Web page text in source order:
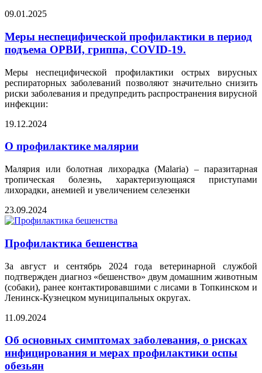
09.01.2025
Меры неспецифической профилактики в период
подъема ОРВИ, гриппа, COVID-19.
Меры неспецифической профилактики острых вирусных
респираторных заболеваний позволяют значительно снизить
риски заболевания и предупредить распространения вирусной
инфекции:
19.12.2024
О профилактике малярии
Малярия или болотная лихорадка (Malaria) – паразитарная
тропическая болезнь, характеризующаяся приступами
лихорадки, анемией и увеличением селезенки
23.09.2024
Профилактика бешенства
За август и сентябрь 2024 года ветеринарной службой
подтвержден диагноз «бешенство» двум домашним животным
(собаки), ранее контактировавшими с лисами в Топкинском и
Ленинск-Кузнецком муниципальных округах.
11.09.2024
Об основных симптомах заболевания, о рисках
инфицирования и мерах профилактики оспы
обезьян